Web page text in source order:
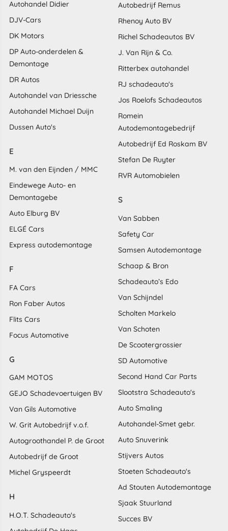
Autohandel Didier
DJV-Cars
DK Motors
DP Auto-onderdelen &
Demontage
DR Autos
Autohandel van Driessche
Autohandel Michael Duijn
Dussen Auto's
E
M. van den Eijnden / MMC
Eindewege Auto- en
Demontagebe
Auto Elburg BV
ELGÉ Cars
Express autodemontage
F
FA Cars
Ron Faber Autos
Flits Cars
Focus Automotive
G
GAM MOTOS
GEJO Schadevoertuigen BV
Van Gils Automotive
W. Grit Autobedrijf v.o.f.
Autogroothandel P. de Groot
Autobedrijf de Groot
Michel Gryspeerdt
H
H.O.T. Schadeauto's
Autobedrijf Remus
Rhenoy Auto BV
Richel Schadeautos BV
J. Van Rijn & Co.
Ritterbex autohandel
RJ schadeauto's
Jos Roelofs Schadeautos
Romein
Autodemontagebedrijf
Autobedrijf Ed Roskam BV
Stefan De Ruyter
RVR Automobielen
S
Van Sabben
Safety Car
Samsen Autodemontage
Schaap & Bron
Schadeauto’s Edo
Van Schijndel
Scholten Markelo
Van Schoten
De Scootergrossier
SD Automotive
Second Hand Car Parts
Slootstra Schadeauto's
Auto Smaling
Autohandel-Smet gebr.
Auto Snuverink
Stijvers Autos
Stoeten Schadeauto's
Ad Stouten Autodemontage
Sjaak Stuurland
Succes BV